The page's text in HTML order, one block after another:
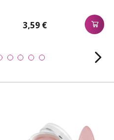
3,59 €